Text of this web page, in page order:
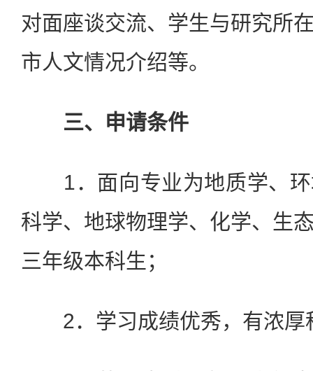
对面座谈交流、学生与研究所
市人文情况介绍等。
三、申请条件
1．面向专业为地质学、环
科学、地球物理学、化学、生
三年级本科生；
2．学习成绩优秀，有浓厚